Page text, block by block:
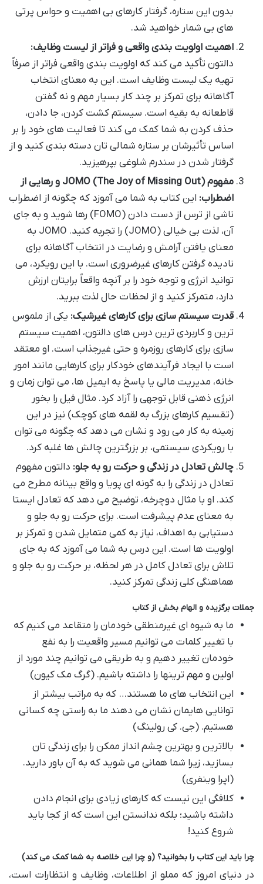
بدون این ستاره، گرفتار کارهای بی اهمیت و حواس پرتی
های بی شمار خواهید شد.
اهمیت اولویت بندی واقعی و فراتر از لیست وظایف:
دالتون تأکید می کند که اولویت بندی واقعی فراتر از صرفاً
تهیه یک لیست وظایف است. این به معنای انتخاب
آگاهانه برای تمرکز بر چند کار بسیار مهم و نه گفتن
قاطعانه به بقیه است. سیستم کشت کردن، جا دادن،
حذف کردن به شما کمک می کند تا فعالیت های خود را بر
اساس تأثیرشان بر ستاره شمالی تان دسته بندی کنید و از
گرفتار شدن در سندرم شلوغی بپرهیزید.
مفهوم JOMO (The Joy of Missing Out) و رهایی از
اضطراب: این کتاب به شما می آموزد که چگونه از اضطراب
ناشی از ترس از دست دادن (FOMO) رها شوید و به جای
آن، لذت بی خیالی (JOMO) را تجربه کنید. JOMO به
معنای یافتن آرامش و رضایت در انتخاب آگاهانه برای
نادیده گرفتن کارهای غیرضروری است. با این رویکرد، می
توانید انرژی و توجه خود را بر آنچه واقعاً برایتان ارزش
دارد، متمرکز کنید و از لحظات حال لذت ببرید.
قدرت سیستم سازی برای کارهای غیرشیک: یکی از ملموس
ترین و کاربردی ترین درس های دالتون، اهمیت سیستم
سازی برای کارهای روزمره و حتی غیرجذاب است. او معتقد
است با ایجاد فرآیندهای خودکار برای کارهایی مانند امور
خانه، مدیریت مالی یا پاسخ به ایمیل ها، می توان زمان و
انرژی ذهنی قابل توجهی را آزاد کرد. مثال فیل را بخور
(تقسیم کارهای بزرگ به لقمه های کوچک) نیز در این
زمینه به کار می رود و نشان می دهد که چگونه می توان
با رویکردی سیستمی، بر بزرگترین چالش ها غلبه کرد.
چالش تعادل در زندگی و حرکت رو به جلو: دالتون مفهوم
تعادل در زندگی را به گونه ای پویا و واقع بینانه مطرح می
کند. او با مثال دوچرخه، توضیح می دهد که تعادل ایستا
به معنای عدم پیشرفت است. برای حرکت رو به جلو و
دستیابی به اهداف، نیاز به کمی متمایل شدن و تمرکز بر
اولویت ها است. این درس به شما می آموزد که به جای
تلاش برای تعادل کامل در هر لحظه، بر حرکت رو به جلو و
هماهنگی کلی زندگی تمرکز کنید.
جملات برگزیده و الهام بخش از کتاب
ما به شیوه ای غیرمنطقی خودمان را متقاعد می کنیم که
با تغییر کلمات می توانیم مسیر واقعیت را به نفع
خودمان تغییر دهیم و به طریقی می توانیم چند مورد از
اولین و مهم ترینها را داشته باشیم. (گرگ مک کیون)
این انتخاب های ما هستند… که به مراتب بیشتر از
توانایی هایمان نشان می دهند ما به راستی چه کسانی
هستیم. (جی. کی رولینگ)
بالاترین و بهترین چشم انداز ممکن را برای زندگی تان
بسازید، زیرا شما همانی می شوید که به آن باور دارید.
(اپرا وینفری)
کلافگی این نیست که کارهای زیادی برای انجام دادن
داشته باشید؛ بلکه ندانستن این است که از کجا باید
شروع کنید!
چرا باید این کتاب را بخوانید؟ (و چرا این خلاصه به شما کمک می کند)
در دنیای امروز که مملو از اطلاعات، وظایف و انتظارات است،